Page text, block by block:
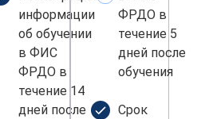
информации
об обучении
в ФИС
ФРДО в
течение 14
дней после
ФРДО в
течение 5
дней после
обучения
Срок